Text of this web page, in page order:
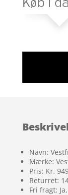
Navn:
Mærke:
Pris: Kr.
Returret:
Fri fragt: